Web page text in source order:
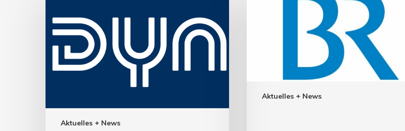
Aktuelles + News
Aktuelles + News